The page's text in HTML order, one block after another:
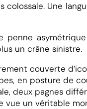
colossale. Une
un crâne sinistre.
couverte
en posture de
deux pagnes
vue un véritable